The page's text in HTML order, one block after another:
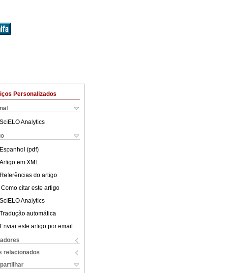
Personalizados
SciELO Analytics
Espanhol (pdf)
Artigo em XML
Referências do artigo
Como citar este artigo
SciELO Analytics
Tradução automática
Enviar este artigo por email
relacionados